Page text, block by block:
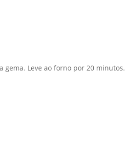
gema. Leve ao forno por 20 minutos.